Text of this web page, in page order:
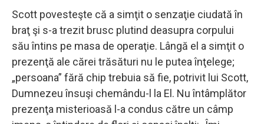
Scott povesteşte că a simţit o senzaţie ciudată în
braţ şi s-a trezit brusc plutind deasupra corpului
său întins pe masa de operaţie. Lângă el a simţit o
prezenţă ale cărei trăsături nu le putea înţelege;
„persoana” fără chip trebuia să fie, potrivit lui Scott,
Dumnezeu însuşi chemându-l la El. Nu întâmplător
prezenţa misterioasă l-a condus către un câmp